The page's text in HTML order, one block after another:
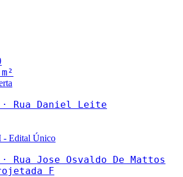
m²
· Rua Daniel Leite
- Edital Único
Rua Jose Osvaldo De Mattos
F